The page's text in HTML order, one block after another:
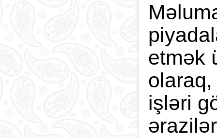
etmək
olaraq,
işləri